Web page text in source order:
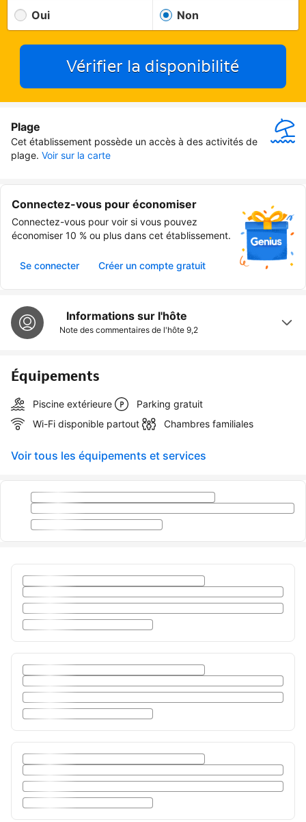
Oui Non
Vérifier la disponibilité
Plage
Cet établissement possède un accès à des activités de
plage. Voir sur la carte
Connectez-vous pour économiser
Connectez-vous pour voir si vous pouvez
économiser 10 % ou plus dans cet établissement.
Se connecter Créer un compte gratuit
Informations sur l'hôte
Note des commentaires de l'hôte 9,2
Équipements
Piscine extérieure
Parking gratuit
Wi-Fi disponible partout
Chambres familiales
Voir tous les équipements et services